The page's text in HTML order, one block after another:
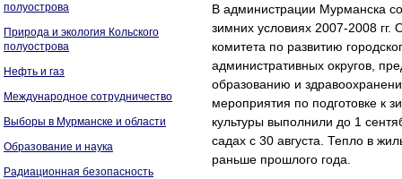
полуострова
Природа и экология Кольского
полуострова
Нефть и газ
Международное сотрудничество
Выборы в Мурманске и области
Образование и наука
Радиационная безопасность
В администрации Мурманска
зимних условиях 2007-2008
комитета по развитию
административных округов,
образованию и
мероприятия по подготовке к
культуры выполнили до 1
садах с 30 августа. Тепло в
раньше прошлого года.